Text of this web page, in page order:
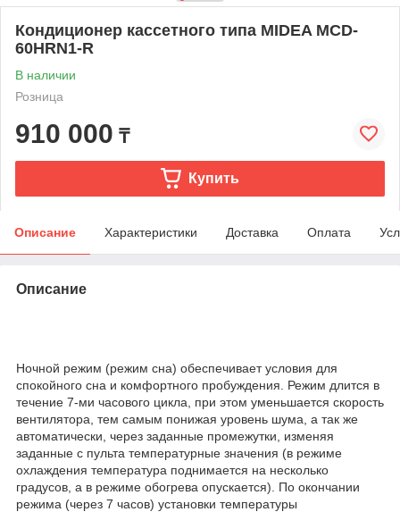
Кондиционер кассетного типа MIDEA MCD-
60HRN1-R
В наличии
Розница
910 000 ₸
Купить
Описание Характеристики Доставка Оплата
Описание
Ночной режим (режим сна) обеспечивает условия для
спокойного сна и комфортного пробуждения. Режим длится в
течение 7-ми часового цикла, при этом уменьшается скорость
вентилятора, тем самым понижая уровень шума, а так же
автоматически, через заданные промежутки, изменяя
заданные с пульта температурные значения (в режиме
охлаждения температура поднимается на несколько
градусов, а в режиме обогрева опускается). По окончании
режима (через 7 часов) установки температуры